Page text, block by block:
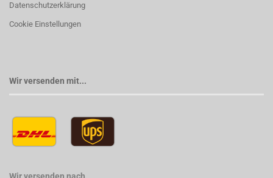
Datenschutzerklärung
Cookie Einstellungen
Wir versenden mit...